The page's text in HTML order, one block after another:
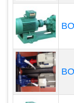
Cụ thể hơn,
phản ứng và
xử lý nước, và
tiết dòng
những bong
trộn mạnh vào
trên bề mặt